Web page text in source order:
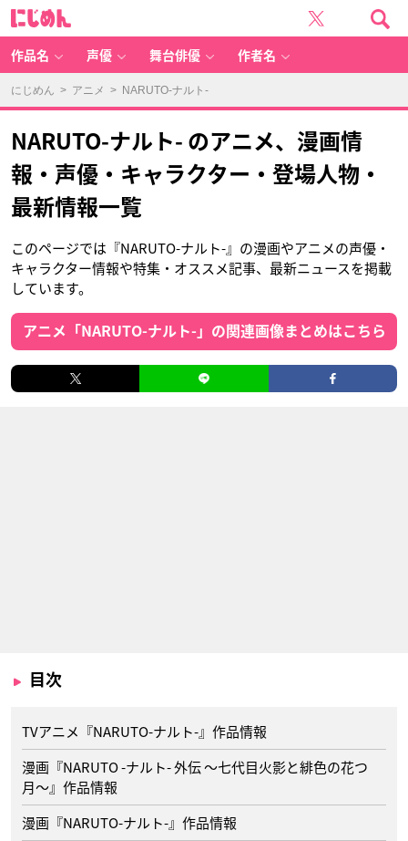
作品名 声優 舞台俳優 作者名
にじめん > アニメ > NARUTO-ナルト-
NARUTO-ナルト- のアニメ、漫画情
報・声優・キャラクター・登場人物・
最新情報一覧
このページでは『NARUTO-ナルト-』の漫画やアニメの声優・
キャラクター情報や特集・オススメ記事、最新ニュースを掲載
しています。
アニメ「NARUTO-ナルト-」の関連画像まとめはこちら
目次
TVアニメ『NARUTO-ナルト-』作品情報
漫画『NARUTO -ナルト- 外伝 〜七代目火影と緋色の花つ
月〜』作品情報
漫画『NARUTO-ナルト-』作品情報